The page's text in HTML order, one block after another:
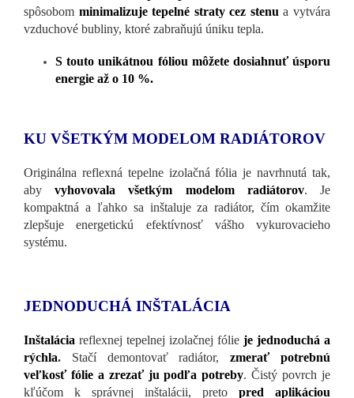
spôsobom minimalizuje tepelné straty cez stenu a vytvára
vzduchové bubliny, ktoré zabraňujú úniku tepla.
S touto unikátnou fóliou môžete dosiahnuť úsporu
energie až o 10 %.
KU VŠETKÝM MODELOM RADIÁTOROV
Originálna reflexná tepelne izolačná fólia je navrhnutá tak,
abyvyhovovala všetkým modelom radiátorov. Je
kompaktná a ľahko sa inštaluje za radiátor, čím okamžite
zlepšuje energetickú efektívnosť vášho vykurovacieho
systému.
JEDNODUCHÁ INŠTALÁCIA
Inštalácia reflexnej tepelnej izolačnej fólie je jednoduchá a
rýchla. Stačí demontovať radiátor,zmerať potrebnú
veľkosť fólie a zrezať ju podľa potreby. Čistý povrch je
kľúčom k správnej inštalácii, preto pred aplikáciou